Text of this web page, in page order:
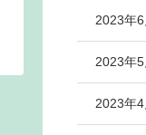
2023年6
2023年5
2023年4